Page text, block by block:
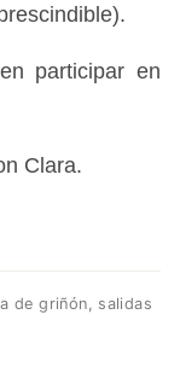
participar en
Clara.
de griñón, salidas